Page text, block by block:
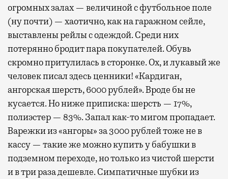
огромных залах — величиной с футбольное поле
(ну почти) — хаотично, как на гаражном сейле,
выставлены рейлы с одеждой. Среди них
потерянно бродит пара покупателей. Обувь
скромно притулилась в сторонке. Ох, и лукавый же
человек писал здесь ценники! «Кардиган,
ангорская шерсть, 6000 рублей». Вроде бы не
кусается. Но ниже приписка: шерсть — 17%,
полиэстер — 83%. Запал как-то мигом пропадает.
Варежки из «ангоры» за 3000 рублей тоже не в
кассу — такие же можно купить у бабушки в
подземном переходе, но только из чистой шерсти
и в три раза дешевле. Симпатичные шубки из